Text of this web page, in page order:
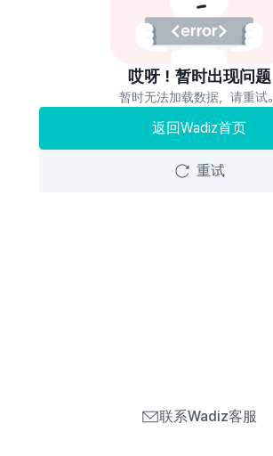
哎呀！暂时出现问题
暂时无法加载数据，请重试。
返回Wadiz首页
重试
联系Wadiz客服